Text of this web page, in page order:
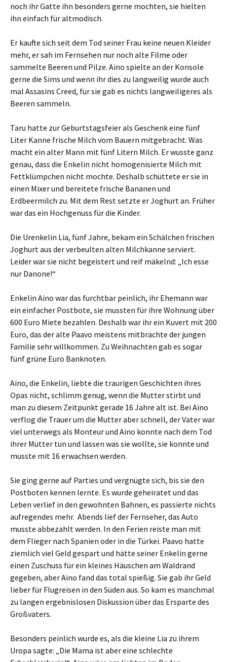
noch ihr Gatte ihn besonders gerne mochten, sie hielten
ihn einfach für altmodisch.
Er kaufte sich seit dem Tod seiner Frau keine neuen Kleider
mehr, er sah im Fernsehen nur noch alte Filme oder
sammelte Beeren und Pilze. Aino spielte an der Konsole
gerne die Sims und wenn ihr dies zu langweilig wurde auch
mal Assasins Creed, für sie gab es nichts langweiligeres als
Beeren sammeln.
Taru hatte zur Geburtstagsfeier als Geschenk eine fünf
Liter Kanne frische Milch vom Bauern mitgebracht. Was
macht ein alter Mann mit fünf Litern Milch. Er wusste ganz
genau, dass die Enkelin nicht homogenisierte Milch mit
Fettklümpchen nicht mochte. Deshalb schüttete er sie in
einen Mixer und bereitete frische Bananen und
Erdbeermilch zu. Mit dem Rest setzte er Joghurt an. Früher
war das ein Hochgenuss für die Kinder.
Die Urenkelin Lia, fünf Jahre, bekam ein Schälchen frischen
Joghurt aus der verbeulten alten Milchkanne serviert.
Leider war sie nicht begeistert und reif mäkelnd: „Ich esse
nur Danone!“
Enkelin Aino war das furchtbar peinlich, ihr Ehemann war
ein einfacher Postbote, sie mussten für ihre Wohnung über
600 Euro Miete bezahlen. Deshalb war ihr ein Kuvert mit 200
Euro, das der alte Paavo meistens mitbrachte der jungen
Familie sehr willkommen. Zu Weihnachten gab es sogar
fünf grüne Euro Banknoten.
Aino, die Enkelin, liebte die traurigen Geschichten ihres
Opas nicht, schlimm genug, wenn die Mutter stirbt und
man zu diesem Zeitpunkt gerade 16 Jahre alt ist. Bei Aino
verflog die Trauer um die Mutter aber schnell, der Vater war
viel unterwegs als Monteur und Aino konnte nach dem Tod
ihrer Mutter tun und lassen was sie wollte, sie konnte und
musste mit 16 erwachsen werden.
Sie ging gerne auf Parties und vergnügte sich, bis sie den
Postboten kennen lernte. Es wurde geheiratet und das
Leben verlief in den gewohnten Bahnen, es passierte nichts
aufregendes mehr. Abends lief der Fernseher, das Auto
musste abbezahlt werden. In den Ferien reiste man mit
dem Flieger nach Spanien oder in die Türkei. Paavo hatte
ziemlich viel Geld gespart und hätte seiner Enkelin gerne
einen Zuschuss für ein kleines Häuschen am Waldrand
gegeben, aber Aino fand das total spießig. Sie gab ihr Geld
lieber für Flugreisen in den Süden aus. So kam es manchmal
zu langen ergebnislosen Diskussion über das Ersparte des
Großvaters.
Besonders peinlich wurde es, als die kleine Lia zu ihrem
Uropa sagte: „Die Mama ist aber eine schlechte